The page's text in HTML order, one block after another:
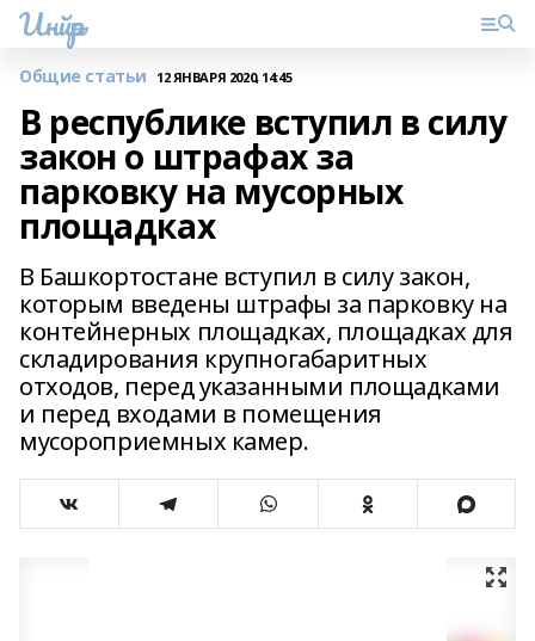
Инйәр
Общие статьи 12 ЯНВАРЯ 2020, 14:45
В республике вступил в силу
закон о штрафах за
парковку на мусорных
площадках
В Башкортостане вступил в силу закон,
которым введены штрафы за парковку на
контейнерных площадках, площадках для
складирования крупногабаритных
отходов, перед указанными площадками
и перед входами в помещения
мусороприемных камер.